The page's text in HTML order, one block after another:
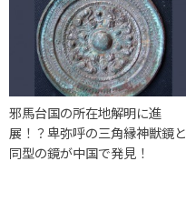
邪馬台国の所在地解明に進
展！？卑弥呼の三角縁神獣鏡と
同型の鏡が中国で発見！